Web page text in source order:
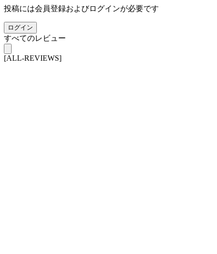
投稿には会員登録およびログインが必要です
ログイン
すべてのレビュー
[ALL-REVIEWS]